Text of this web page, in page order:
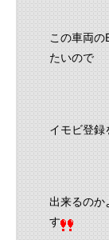
この車両の
たいので
イモビ登録
出来るのか
す